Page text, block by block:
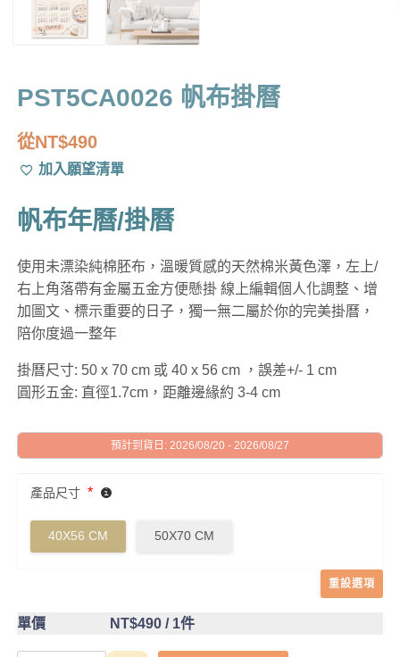
PST5CA0026 帆布掛曆
從NT$490
加入願望清單
帆布年曆/掛曆
使用未漂染純棉胚布，溫暖質感的天然棉米黃色澤，左上/
右上角落帶有金屬五金方便懸掛 線上編輯個人化調整、增
加圖文、標示重要的日子，獨一無二屬於你的完美掛曆，
陪你度過一整年
掛曆尺寸: 50 x 70 cm 或 40 x 56 cm ，誤差+/- 1 cm
圓形五金: 直徑1.7cm，距離邊緣約 3-4 cm
預計到貨日: 2026/08/20 - 2026/08/27
產品尺寸 *
40X56 CM 50X70 CM
重設選項
單價 NT$490/ 1件